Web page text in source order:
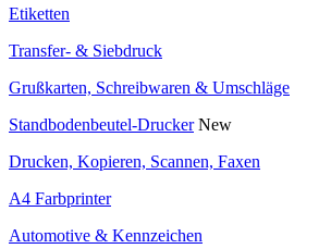
Etiketten
Transfer- & Siebdruck
Grußkarten, Schreibwaren & Umschläge
Standbodenbeutel-Drucker New
Drucken, Kopieren, Scannen, Faxen
A4 Farbprinter
Automotive & Kennzeichen